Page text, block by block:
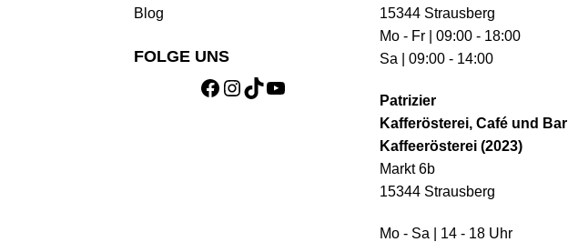
Blog
FOLGE UNS
Facebook
Instagram
TikTokYouTube
15344 Strausberg
Mo - Fr | 09:00 - 18:00
Sa | 09:00 - 14:00
Patrizier
Kafferösterei, Café und Bar
Kaffeerösterei (2023)
Markt 6b
15344 Strausberg
Mo - Sa | 14 - 18 Uhr